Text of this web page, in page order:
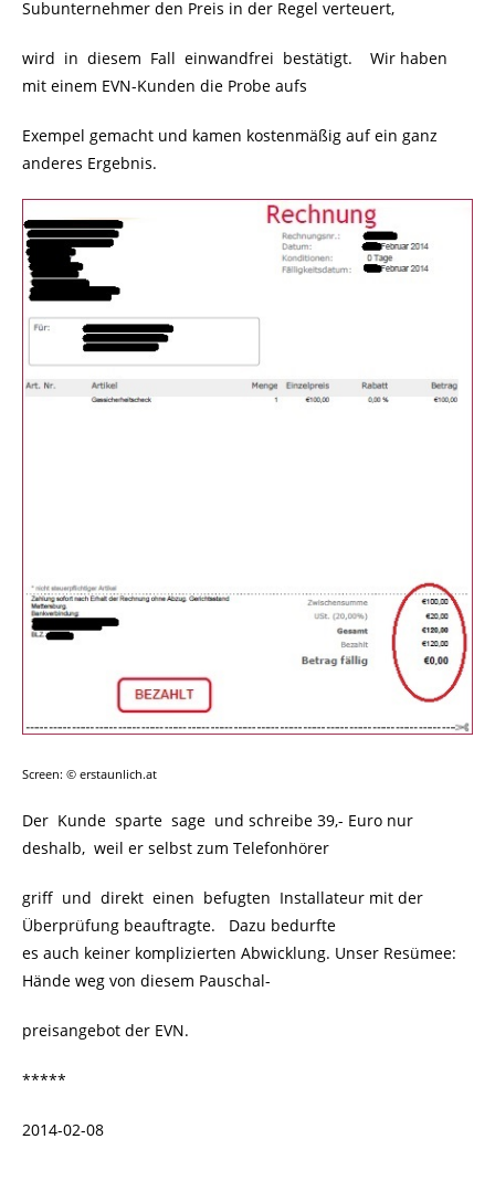
Subunternehmer den Preis in der Regel verteuert,
wird in diesem Fall einwandfrei bestätigt. Wir haben
mit einem EVN-Kunden die Probe aufs
Exempel gemacht und kamen kostenmäßig auf ein ganz
anderes Ergebnis.
Screen: © erstaunlich.at
Der Kunde sparte sage und schreibe 39,- Euro nur
deshalb, weil er selbst zum Telefonhörer
griff und direkt einen befugten Installateur mit der
Überprüfung beauftragte. Dazu bedurfte
es auch keiner komplizierten Abwicklung. Unser Resümee:
Hände weg von diesem Pauschal-
preisangebot der EVN.
*****
2014-02-08